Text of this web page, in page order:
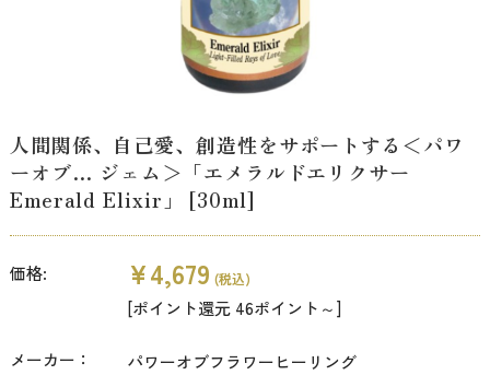
人間関係、自己愛、創造性をサポートする＜パワ
ーオブ… ジェム＞「エメラルドエリクサー
Emerald Elixir」 [30ml]
価格: ¥4,679 (税込)
[ポイント還元 46ポイント～]
メーカー：
パワーオブフラワーヒーリング